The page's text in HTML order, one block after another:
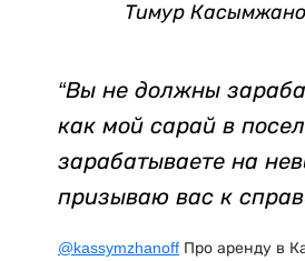
Тимур
“Вы не должны
как мой сарай в
зарабатываете на
призываю вас к
@kassymzhanoff Про аренду в